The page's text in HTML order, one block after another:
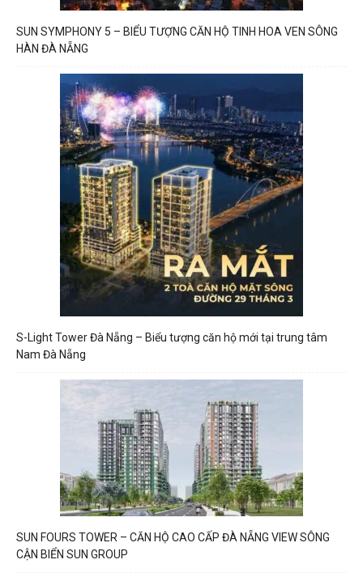
SUN SYMPHONY 5 – BIỂU TƯỢNG CĂN HỘ TINH HOA VEN SÔNG
HÀN ĐÀ NẴNG
S-Light Tower Đà Nẵng – Biểu tượng căn hộ mới tại trung tâm
Nam Đà Nẵng
SUN FOURS TOWER – CĂN HỘ CAO CẤP ĐÀ NẴNG VIEW SÔNG
CẬN BIỂN SUN GROUP